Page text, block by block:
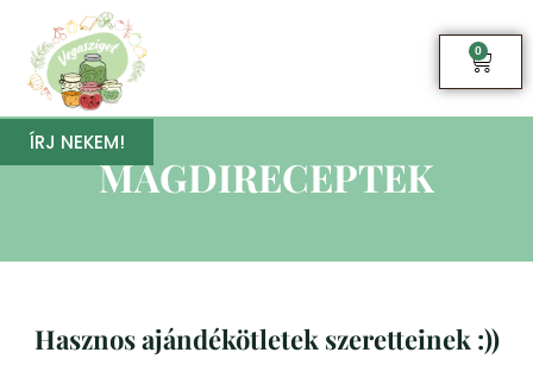
0
ÍRJ NEKEM!
MAGDIRECEPTEK
Hasznos ajándékötletek szeretteinek :))